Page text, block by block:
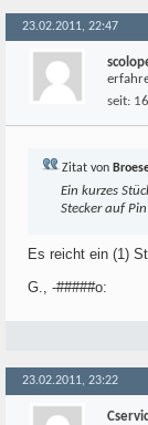
23.02.2011, 22:47
seit:
Zitat von
Ein kurzes
Stecker auf
Es reicht ein (1)
G., -#####o:
23.02.2011, 23:22